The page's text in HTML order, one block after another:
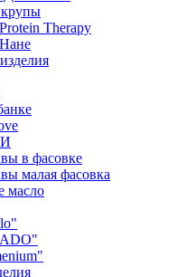
Therapy
в фасовке
малая фасовка
масло